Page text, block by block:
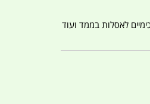
לאסלות בממד ועוד